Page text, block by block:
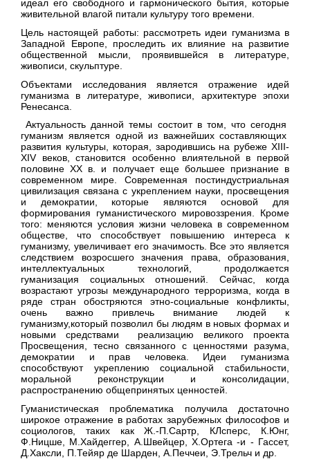
идеал его свободного и гармонического бытия, которые
живительной влагой питали культуру того времени.
Цель настоящей работы: рассмотреть идеи гуманизма в
Западной Европе, проследить их влияние на развитие
общественной мысли, проявившейся в литературе,
живописи, скульптуре.
Объектами исследования является отражение идей
гуманизма в литературе, живописи, архитектуре эпохи
Ренесанса.
Актуальность данной темы состоит в том, что сегодня
гуманизм является одной из важнейших составляющих
развития культуры, которая, зародившись на рубеже XIII-
XIV веков, становится особенно влиятельной в первой
половине XX в. и получает еще большее признание в
современном мире. Современная постиндустриальная
цивилизация связана с укреплением науки, просвещения
и демократии, которые являются основой для
формирования гуманистического мировоззрения. Кроме
того: меняются условия жизни человека в современном
обществе, что способствует повышению интереса к
гуманизму, увеличивает его значимость. Все это является
следствием возросшего значения права, образования,
интеллектуальных технологий, продолжается
гуманизация социальных отношений. Сейчас, когда
возрастают угрозы международного терроризма, когда в
ряде стран обостряются этно-социальные конфликты,
очень важно привлечь внимание людей к
гуманизму,который позволил бы людям в новых формах и
новыми средствами реализацию великого проекта
Просвещения, тесно связанного с ценностями разума,
демократии и прав человека. Идеи гуманизма
способствуют укреплению социальной стабильности,
моральной реконструкции и консолидации,
распространению общепринятых ценностей.
Гуманистическая проблематика получила достаточно
широкое отражение в работах зарубежных философов и
социологов, таких как Ж.-П.Сартр, КЛсперс, К.Юнг,
Ф.Ницше, М.Хайдеггер, А.Швейцер, Х.Ортега -и - Гассет,
Д.Хаксли, П.Тейяр де Шарден, А.Печчеи, Э.Трельч и др.